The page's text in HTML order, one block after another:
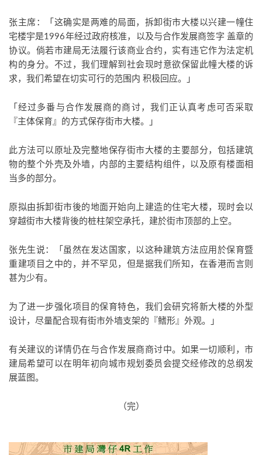
张主席：「这确实是两难的局面，拆卸街市大楼以兴建一幢住
宅楼宇是1996年经过政府核准，以及与合作发展商签字 盖章的
协议。倘若市建局无法履行该商业合约，实有违它作为法定机
构的身分。不过，我们理解到社会现时意欲保留此幢大楼的诉
求，我们希望在切实可行的范围内 积极回应。」
「经过多番与合作发展商的商讨，我们正认真考虑可否采取
『主体保育』的方式保存街市大楼。」
此方法可以原址及完整地保存街市大楼的主要部分，包括建筑
物的整个外壳及外墙，内部的主要结构组件，以及原有楼面相
当多的部分。
原拟由拆卸街市後的地面开始向上建造的住宅大楼，现时会以
穿越街市大楼背後的桩柱架空承托，建於街市顶部的上空。
张先生说：「虽然在发达国家，以这种建筑方法应用於保育暨
重建项目之中的，并不罕见，但是据我们所知，在香港而言则
甚为少有。
为了进一步强化项目的保育特色，我们会研究将新大楼的外型
设计，尽量配合现有街市外墙支架的『鳍形』外观。」
有关建议的详情仍在与合作发展商商讨中。如果一切顺利，市
建局希望可以在明年初向城市规划委员会提交经修改的总纲发
展蓝图。
（完）